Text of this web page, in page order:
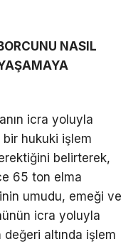
NASIL
icra yoluyla
bir hukuki işlem
belirterek,
65 ton elma
umudu, emeği ve
icra yoluyla
değeri altında işlem